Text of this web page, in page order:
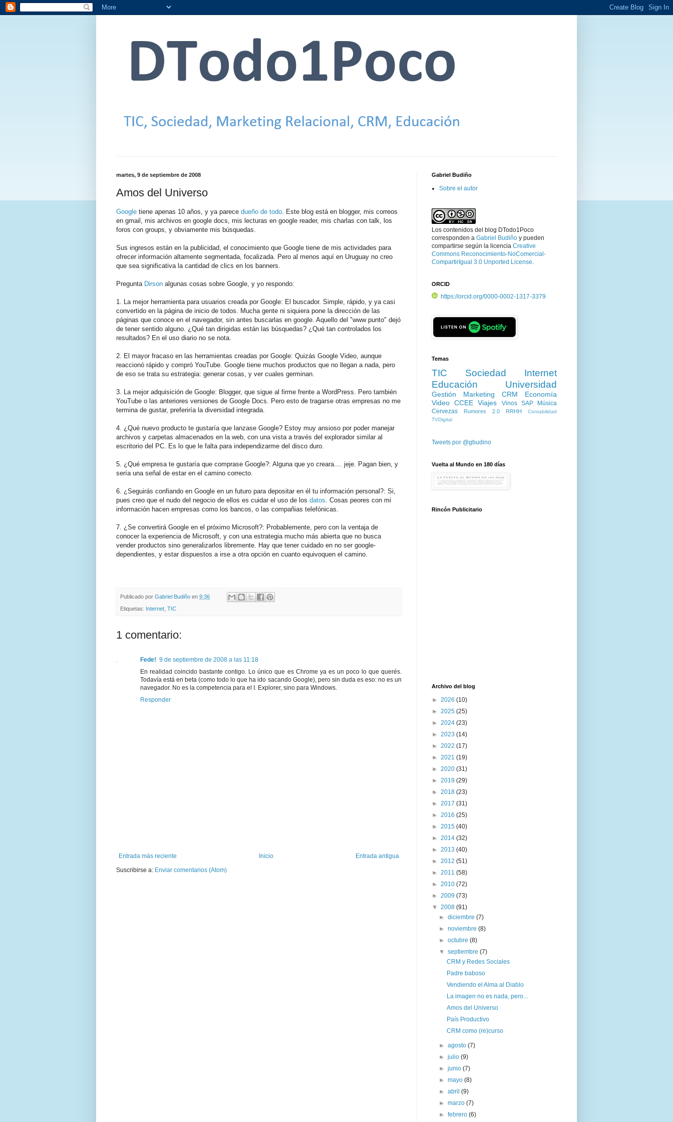
martes, 9 de septiembre de 2008
Amos del Universo
Google tiene apenas 10 años, y ya parece dueño de todo . Este blog está en blogger, mis correos
en gmail, mis archivos en google docs, mis lecturas en google reader, mis charlas con talk, los
foros con groups, y obviamente mis búsquedas.
Sus ingresos están en la publicidad, el conocimiento que Google tiene de mis actividades para
ofrecer información altamente segmentada, focalizada. Pero al menos aquí en Uruguay no creo
que sea significativa la cantidad de clics en los banners.
Pregunta Dirson algunas cosas sobre Google, y yo respondo:
1. La mejor herramienta para usuarios creada por Google: El buscador. Simple, rápido, y ya casi
convertido en la página de inicio de todos. Mucha gente ni siquiera pone la dirección de las
páginas que conoce en el navegador, sin antes buscarlas en google. Aquello del "www punto" dejó
de tener sentido alguno. ¿Qué tan dirigidas están las búsquedas? ¿Qué tan controlados los
resultados? En el uso diario no se nota.
2. El mayor fracaso en las herramientas creadas por Google: Quizás Google Video, aunque
reaccionó rápido y compró YouTube. Google tiene muchos productos que no llegan a nada, pero
de eso se trata su estrategia: generar cosas, y ver cuales germinan.
3. La mejor adquisición de Google: Blogger, que sigue al firme frente a WordPress. Pero también
YouTube o las anteriores versiones de Google Docs. Pero esto de tragarse otras empresas no me
termina de gustar, preferiría la diversidad integrada.
4. ¿Qué nuevo producto te gustaría que lanzase Google? Estoy muy ansioso por poder manejar
archivos y carpetas almacenados en la web, con una vista a través del explorador similar al
escritorio del PC. Es lo que le falta para independizarme del disco duro.
5. ¿Qué empresa te gustaría que comprase Google?: Alguna que yo creara.... jeje. Pagan bien, y
sería una señal de estar en el camino correcto.
6. ¿Seguirás confiando en Google en un futuro para depositar en él tu información personal?: Si,
pues creo que el nudo del negocio de ellos es cuidar el uso de los datos . Cosas peores con mi
información hacen empresas como los bancos, o las compañias telefónicas.
7. ¿Se convertirá Google en el próximo Microsoft?: Probablemente, pero con la ventaja de
conocer la experiencia de Microsoft, y con una estrategia mucho más abierta que no busca
vender productos sino generalizarlos libremente. Hay que tener cuidado en no ser google-
dependientes, y estar dispuestos a irse a otra opción en cuanto equivoquen el camino.
Publicado por Gabriel Budiño en 9:36
Etiquetas: Internet TIC
1 comentario:
Fede! 9 de septiembre de 2008 a las 11:18
En realidad coincido bastante contigo. Lo único que es Chrome ya es un poco lo que querés.
Todavía está en beta (como todo lo que ha ido sacando Google), pero sin duda es eso: no es un
navegador. No es la competencia para el I. Explorer, sino para Windows.
Responder
Entrada más reciente Entrada antigua
Inicio
Suscribirse a: Enviar comentarios (Atom)
Gabriel Budiño
Sobre el autor
Los contenidos del blog DTodo1Poco
corresponden a Gabriel Budiño y pueden
compartirse según la licencia Creative
Commons Reconocimiento-NoComercial-
CompartirIgual 3.0 Unported License.
ORCID
https://orcid.org/0000-0002-1317-3379
Temas
TIC Sociedad
Internet
Educación
Universidad
Gestión Marketing CRM
Economía
Video CCEE Viajes Vinos SAP
Música
Cervezas
Rumores 2.0 RRHH
Contabilidad
TVDigital
Tweets por @gbudino
Vuelta al Mundo en 180 días
Rincón Publicitario
Archivo del blog
► 2026 (10)
► 2025 (25)
► 2024 (23)
► 2023 (14)
► 2022 (17)
► 2021 (19)
► 2020 (31)
► 2019 (29)
► 2018 (23)
► 2017 (31)
► 2016 (25)
► 2015 (40)
► 2014 (32)
► 2013 (40)
► 2012 (51)
► 2011 (58)
► 2010 (72)
► 2009 (73)
▼ 2008 (91)
►diciembre(7)
►noviembre(8)
►octubre(8)
▼septiembre(7)
CRM y Redes Sociales
Padre baboso
Vendiendo el Alma al Diablo
La imagen no es nada, pero...
Amos del Universo
País Productivo
CRM como (re)curso
►agosto(7)
►julio(9)
►junio(7)
►mayo(8)
►abril(9)
►marzo(7)
►febrero(6)